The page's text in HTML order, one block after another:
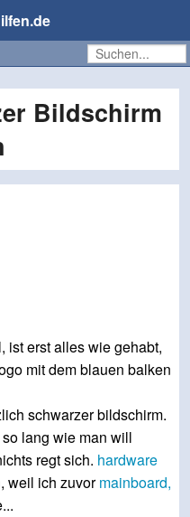
Bildschirm
ist erst alles wie gehabt,
mit dem blauen balken
schwarzer bildschirm.
lang wie man will
regt sich. hardware
weil ich zuvormainboard,